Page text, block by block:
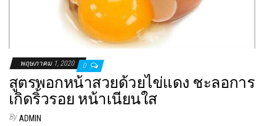
พฤษภาคม 1, 2020 0
สูตรพอกหน้าสวยด้วยไข่แดง ชะลอการ
เกิดริ้วรอย หน้าเนียนใส
By ADMIN